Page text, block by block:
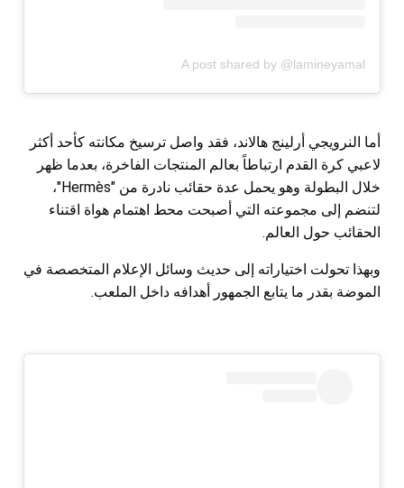
A post shared by @lamineyamal
أما النرويجي أرلينج هالاند، فقد واصل ترسيخ مكانته كأحد أكثر
لاعبي كرة القدم ارتباطاً بعالم المنتجات الفاخرة، بعدما ظهر
خلال البطولة وهو يحمل عدة حقائب نادرة من "Hermès"،
لتنضم إلى مجموعته التي أصبحت محط اهتمام هواة اقتناء
الحقائب حول العالم.
وبهذا تحولت اختياراته إلى حديث وسائل الإعلام المتخصصة في
الموضة بقدر ما يتابع الجمهور أهدافه داخل الملعب.